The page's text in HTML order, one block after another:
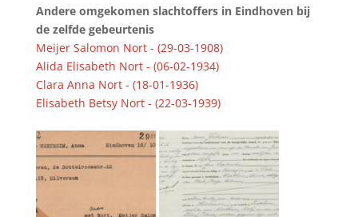
Andere omgekomen slachtoffers in Eindhoven bij
de zelfde gebeurtenis
Meijer Salomon Nort - (29-03-1908)
Alida Elisabeth Nort - (06-02-1934)
Clara Anna Nort - (18-01-1936)
Elisabeth Betsy Nort - (22-03-1939)